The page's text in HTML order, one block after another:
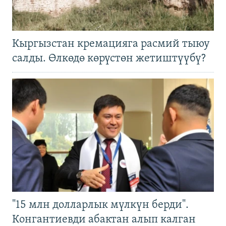
Кыргызстан кремацияга расмий тыюу
салды. Өлкөдө көрүстөн жетиштүүбү?
"15 млн долларлык мүлкүн берди".
Конгантиевди абактан алып калган